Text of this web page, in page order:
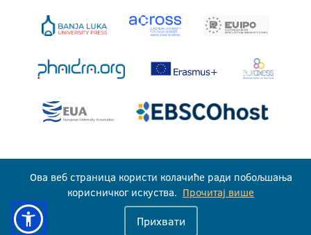
Универзитет у Бањој Луци © 2026
Сва права задржана
Ова веб страница користи колачиће ради побољшања
корисничког искуства. Прочитај више
Прихвати